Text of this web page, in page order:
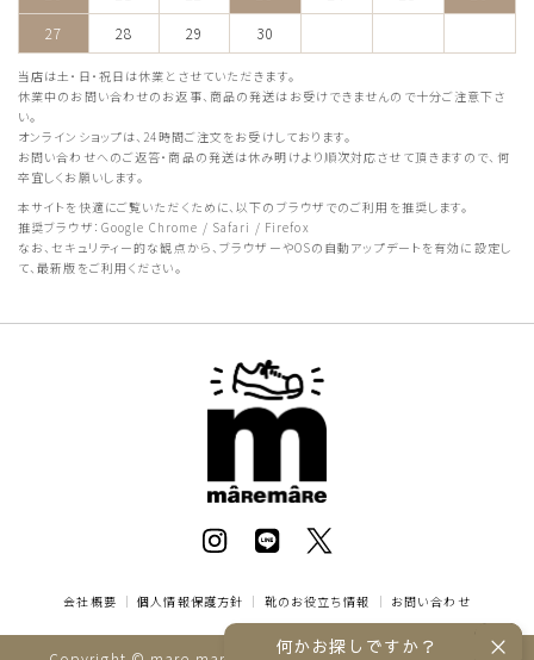
27
28 29 30
当店は土・日・祝日は休業とさせていただきます。
休業中のお問い合わせのお返事、商品の発送はお受けできませんので十分ご注意下さ
い。
オンラインショップは、24時間ご注文をお受けしております。
お問い合わせへのご返答・商品の発送は休み明けより順次対応させて頂きますので、何
卒宜しくお願いします。
本サイトを快適にご覧いただくために、以下のブラウザでのご利用を推奨します。
推奨ブラウザ：Google Chrome / Safari / Firefox
なお、セキュリティー的な観点から、ブラウザーやOSの自動アップデートを有効に設定し
て、最新版をご利用ください。
会社概要 ｜個人情報保護方針 ｜ 靴のお役立ち情報 ｜ お問い合わせ
何かお探しですか？